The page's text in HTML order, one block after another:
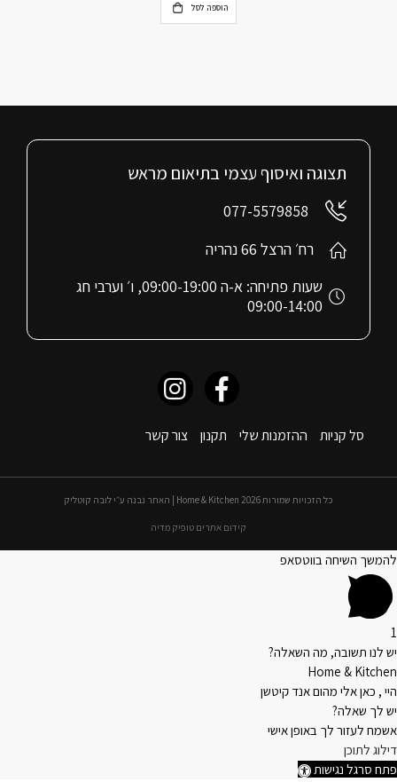
הוספה לסל
סל קניות ההזמנות שלי תקנון צור קשר
תצוגה ואיסוף עצמי בתיאום מראש
077-5579858
רח׳ הרצל 66 נהריה
שעות פתיחה: א-ה 09:00-19:00, ו׳ וערבי חג
09:00-14:00
כל הזכויות שמורות 2026 Home & Kitchen | האתר נבנה ע״י לובה קוטליק
קידום אתרים טופיק מדיה
להמשך השיחה בווטסאפ
1
יש לנו תשובה, מה השאלה?
Home & Kitchen
היי , כאן אלי מהום אנד קיטשן
יש לך שאלה?
אשמח לעזור לך באופן אישי
דילוג לתוכן
פתח סרגל נגישות